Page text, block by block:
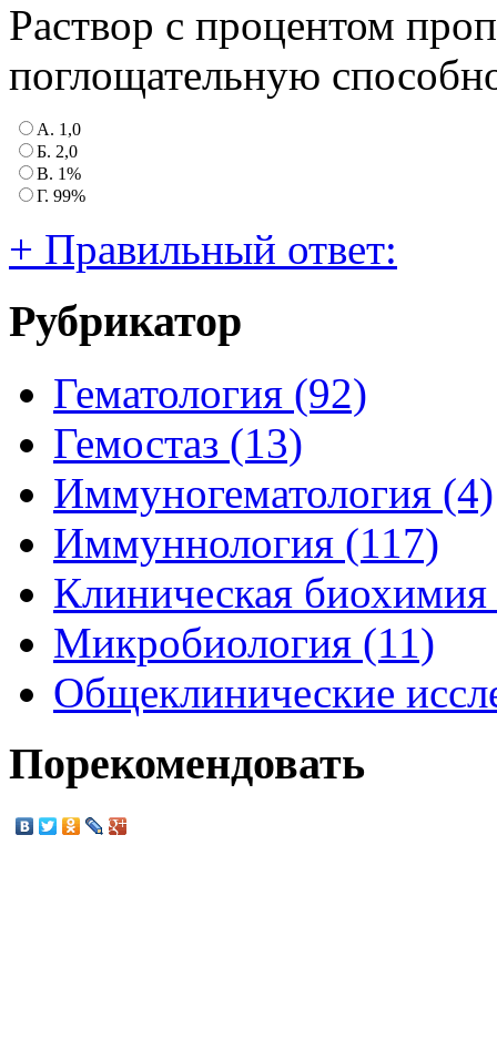
Раствор с процентом
поглощательную
А. 1,0
Б. 2,0
В. 1%
Г. 99%
+ Правильный ответ:
Рубрикатор
Гематология (92)
Гемостаз (13)
Иммуногематология (4)
Иммуннология (117)
Клиническая
Микробиология (11)
Общеклинические
Порекомендовать